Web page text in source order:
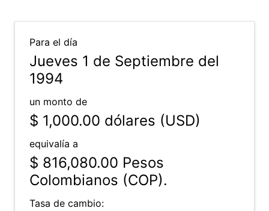
Para el día
Jueves 1 de Septiembre del
1994
un monto de
$ 1,000.00 dólares (USD)
equivalía a
$ 816,080.00 Pesos
Colombianos (COP).
Tasa de cambio: